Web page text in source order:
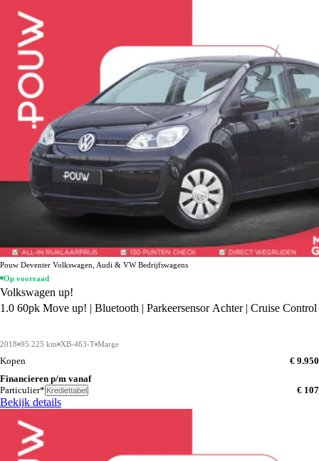
Pouw Deventer Volkswagen, Audi & VW Bedrijfswagens
Op voorraad
Volkswagen up!
1.0 60pk Move up! | Bluetooth | Parkeersensor Achter | Cruise Control
2018 95.225 km XB-463-T Marge
Kopen
€ 9.950
Financieren p/m vanaf
Particulier* Krediettabel € 107
Bekijk details